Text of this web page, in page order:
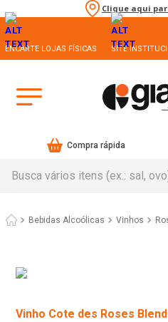
Clique aqui
ENCARTE LOJAS FÍSICAS SITE
Compra rápida
Bebidas Alcoólicas Vinhos
Vinho Cote des Roses